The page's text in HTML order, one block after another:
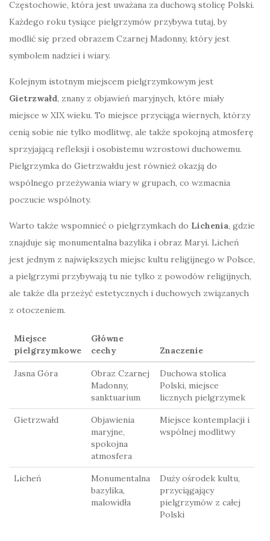
Częstochowie, która jest uważana za duchową stolicę Polski.
Każdego roku tysiące pielgrzymów przybywa tutaj, by
modlić się przed obrazem Czarnej Madonny, który jest
symbolem nadziei i wiary.
Kolejnym istotnym miejscem pielgrzymkowym jest
Gietrzwałd, znany z objawień maryjnych, które miały
miejsce w XIX wieku. To miejsce przyciąga wiernych, którzy
cenią sobie nie tylko modlitwę, ale także spokojną atmosferę
sprzyjającą refleksji i osobistemu wzrostowi duchowemu.
Pielgrzymka do Gietrzwałdu jest również okazją do
wspólnego przeżywania wiary w grupach, co wzmacnia
poczucie wspólnoty.
Warto także wspomnieć o pielgrzymkach do Lichenia, gdzie
znajduje się monumentalna bazylika i obraz Maryi. Licheń
jest jednym z największych miejsc kultu religijnego w Polsce,
a pielgrzymi przybywają tu nie tylko z powodów religijnych,
ale także dla przeżyć estetycznych i duchowych związanych
z otoczeniem.
Miejsce
pielgrzymkowe
Główne
cechy
Znaczenie
Jasna Góra
Obraz Czarnej
Madonny,
sanktuarium
Duchowa stolica
Polski, miejsce
licznych pielgrzymek
Gietrzwałd
Objawienia
maryjne,
spokojna
atmosfera
Miejsce kontemplacji i
wspólnej modlitwy
Licheń
Monumentalna
bazylika,
malowidła
Duży ośrodek kultu,
przyciągający
pielgrzymów z całej
Polski